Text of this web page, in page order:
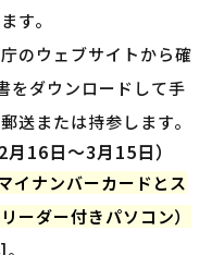
す。
のウェブサイトから確
をダウンロードして手
送または持参します。
16日〜3月15日）
イナンバーカードとス
ーダー付きパソコン）